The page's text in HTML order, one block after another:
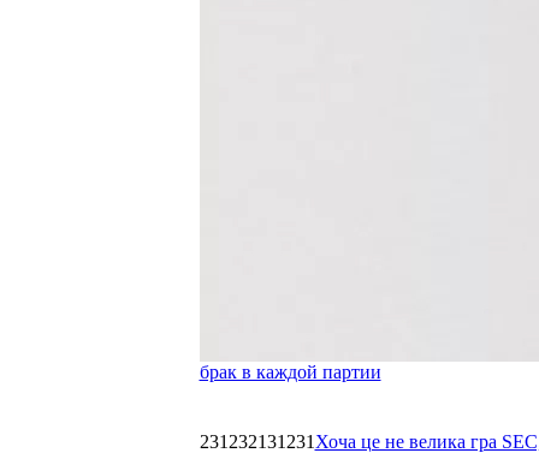
брак в каждой партии
231232131231 Хоча це не велика гра